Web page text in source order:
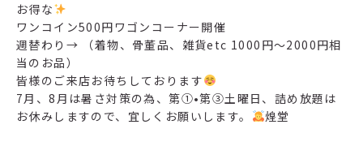
お得な
ワンコイン500円ワゴンコーナー開催
週替わり→ （着物、骨董品、雑貨etc 1000円〜2000円相
当のお品）
皆様のご来店お待ちしております
7月、8月は暑さ対策の為、第①•第③土曜日、詰め放題は
お休みしますので、宜しくお願いします。
煌堂